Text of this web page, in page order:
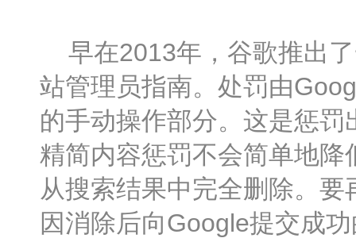
早在2013年，谷歌推出
站管理员指南。处罚由
的手动操作部分。这是惩
精简内容惩罚不会简单地
从搜索结果中完全删除。
因消除后向Google提交成